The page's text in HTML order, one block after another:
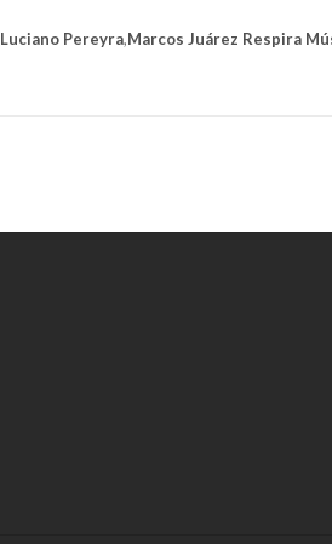
Luciano Pereyra,Marcos Juárez Respira